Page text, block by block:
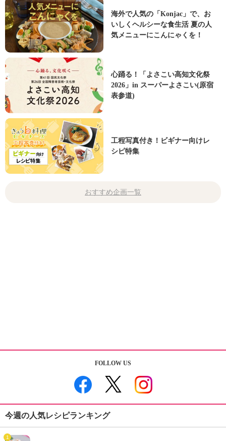
海外で人気の「Konjac」で、お
いしくヘルシーな食生活 夏の人
気メニューにこんにゃくを！
心踊る！「よさこい高知文化祭
2026」in スーパーよさこい(原宿
表参道)
工程写真付き！ビギナー向けレ
シピ特集
おすすめ企画一覧
FOLLOW US
今週の人気レシピランキング
1